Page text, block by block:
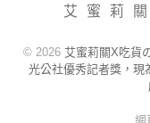
艾蜜莉
© 2026 艾蜜莉關X吃貨
光公社優秀記者獎，現
網